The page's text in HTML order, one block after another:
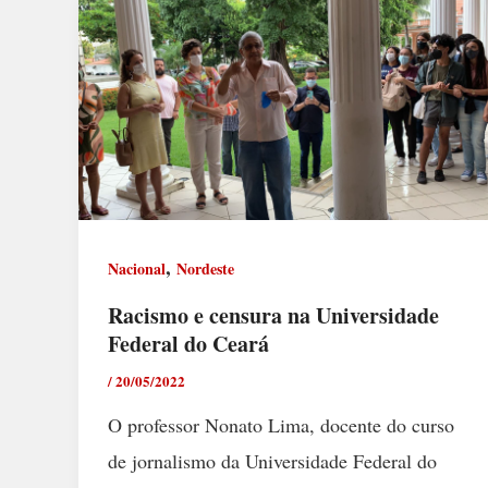
Nacional, Nordeste
Racismo e censura na Universidade
Federal do Ceará
/20/05/2022
O professor Nonato Lima, docente do curso
de jornalismo da Universidade Federal do